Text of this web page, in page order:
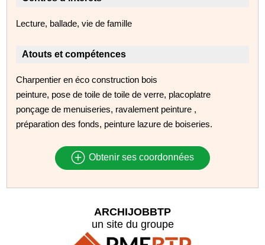
Lecture, ballade, vie de famille
Atouts et compétences
Charpentier en éco construction bois
peinture, pose de toile de toile de verre, placoplatre
ponçage de menuiseries, ravalement peinture ,
préparation des fonds, peinture lazure de boiseries.
Obtenir ses coordonnées
ARCHIJOBBTP
un site du groupe